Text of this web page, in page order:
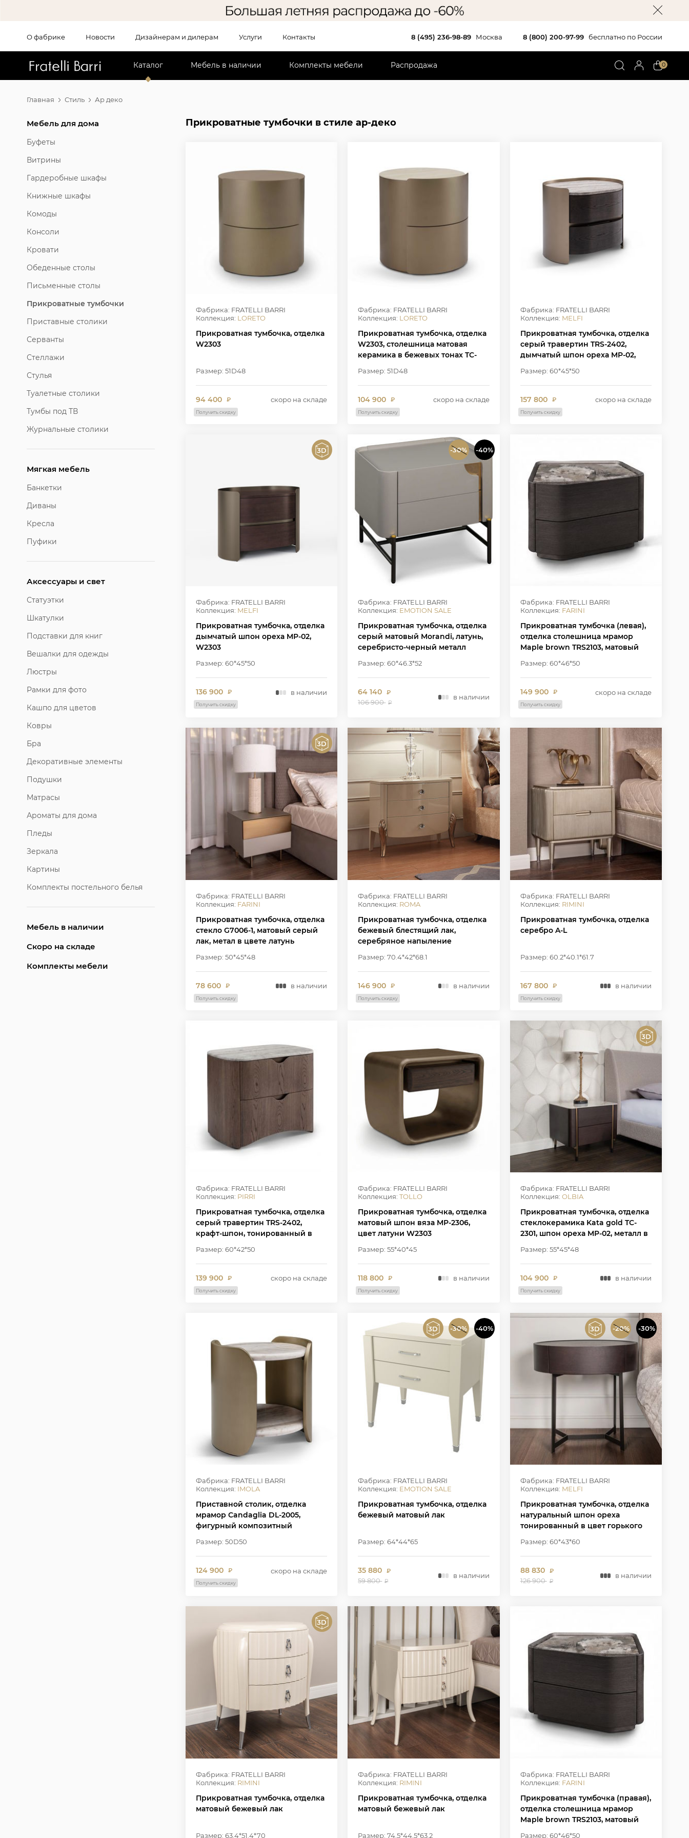
О фабрике Новости Дизайнерам и дилерам Услуги Контакты 8 (495) 236-98-89 Москва 8 (800) 200-97-99 бесплатно по России
Каталог Мебель в наличии Комплекты мебели Распродажа 0
Главная Стиль Ар деко
Мебель для дома
Буфеты
Витрины
Гардеробные шкафы
Книжные шкафы
Комоды
Консоли
Кровати
Обеденные столы
Письменные столы
Прикроватные тумбочки
Приставные столики
Серванты
Стеллажи
Стулья
Туалетные столики
Тумбы под ТВ
Журнальные столики
Мягкая мебель
Банкетки
Диваны
Кресла
Пуфики
Аксессуары и свет
Статуэтки
Шкатулки
Подставки для книг
Вешалки для одежды
Люстры
Рамки для фото
Кашпо для цветов
Ковры
Бра
Декоративные элементы
Подушки
Матрасы
Ароматы для дома
Пледы
Зеркала
Картины
Комплекты постельного белья
Мебель в наличии
Скоро на складе
Комплекты мебели
Прикроватные тумбочки в стиле ар-деко
Фабрика: FRATELLI BARRI
Коллекция: LORETO
Прикроватная тумбочка, отделка
W2303
Размер: 51D48
94 400 ₽ скоро на складе
Получить скидку
Фабрика: FRATELLI BARRI
Коллекция: LORETO
Прикроватная тумбочка, отделка
W2303, столешница матовая
керамика в бежевых тонах TC-
Размер: 51D48
104 900 ₽ скоро на складе
Получить скидку
Фабрика: FRATELLI BARRI
Коллекция: MELFI
Прикроватная тумбочка, отделка
серый травертин TRS-2402,
дымчатый шпон ореха MP-02,
Размер: 60*45*50
157 800 ₽ скоро на складе
Получить скидку
Фабрика: FRATELLI BARRI
Коллекция: MELFI
Прикроватная тумбочка, отделка
дымчатый шпон ореха MP-02,
W2303
Размер: 60*45*50
136 900 ₽ в наличии
Получить скидку
-30% -40%
Фабрика: FRATELLI BARRI
Коллекция: EMOTION SALE
Прикроватная тумбочка, отделка
серый матовый Morandi, латунь,
серебристо-черный металл
Размер: 60*46.3*52
64 140 ₽
106 900 ₽
в наличии
Фабрика: FRATELLI BARRI
Коллекция: FARINI
Прикроватная тумбочка (левая),
отделка столешница мрамор
Maple brown TRS2103, матовый
Размер: 60*46*50
149 900 ₽ скоро на складе
Получить скидку
Фабрика: FRATELLI BARRI
Коллекция: FARINI
Прикроватная тумбочка, отделка
стекло G7006-1, матовый серый
лак, метал в цвете латунь
Размер: 50*45*48
78 600 ₽ в наличии
Получить скидку
Фабрика: FRATELLI BARRI
Коллекция: ROMA
Прикроватная тумбочка, отделка
бежевый блестящий лак,
серебряное напыление
Размер: 70.4*42*68.1
146 900 ₽ в наличии
Получить скидку
Фабрика: FRATELLI BARRI
Коллекция: RIMINI
Прикроватная тумбочка, отделка
серебро A-L
Размер: 60.2*40.1*61.7
167 800 ₽ в наличии
Получить скидку
Фабрика: FRATELLI BARRI
Коллекция: PIRRI
Прикроватная тумбочка, отделка
серый травертин TRS-2402,
крафт-шпон, тонированный в
цвете латунь WJ-09
Размер: 60*42*50
139 900 ₽ скоро на складе
Получить скидку
Фабрика: FRATELLI BARRI
Коллекция:TOLLO
Прикроватная тумбочка, отделка
матовый шпон вяза MP-2306,
цвет латуни W2303
Размер: 55*40*45
118 800 ₽ в наличии
Получить скидку
Фабрика: FRATELLI BARRI
Коллекция: OLBIA
Прикроватная тумбочка, отделка
стеклокерамика Kata gold TC-
2301, шпон ореха MP-02, металл в
Размер: 55*45*48
104 900 ₽ в наличии
Получить скидку
Фабрика: FRATELLI BARRI
Коллекция: IMOLA
Приставной столик, отделка
мрамор Candaglia DL-2005,
фигурный композитный
Размер: 50D50
124 900 ₽ скоро на складе
Получить скидку
-30% -40%
Фабрика: FRATELLI BARRI
Коллекция: EMOTION SALE
Прикроватная тумбочка, отделка
бежевый матовый лак
Размер: 64*44*65
35 880 ₽
59 800 ₽
в наличии
-20% -30%
Фабрика: FRATELLI BARRI
Коллекция: MELFI
Прикроватная тумбочка, отделка
натуральный шпон ореха
тонированный в цвет горького
цвета
Размер: 60*43*60
88 830 ₽
126 900 ₽
в наличии
Фабрика: FRATELLI BARRI
Коллекция: RIMINI
Прикроватная тумбочка, отделка
матовый бежевый лак
Размер: 63.4*51.4*70
Фабрика: FRATELLI BARRI
Коллекция: RIMINI
Прикроватная тумбочка, отделка
матовый бежевый лак
Размер: 74.5*44.5*63.2
Фабрика: FRATELLI BARRI
Коллекция: FARINI
Прикроватная тумбочка (правая),
отделка столешница мрамор
Maple brown TRS2103, матовый
Размер: 60*46*50